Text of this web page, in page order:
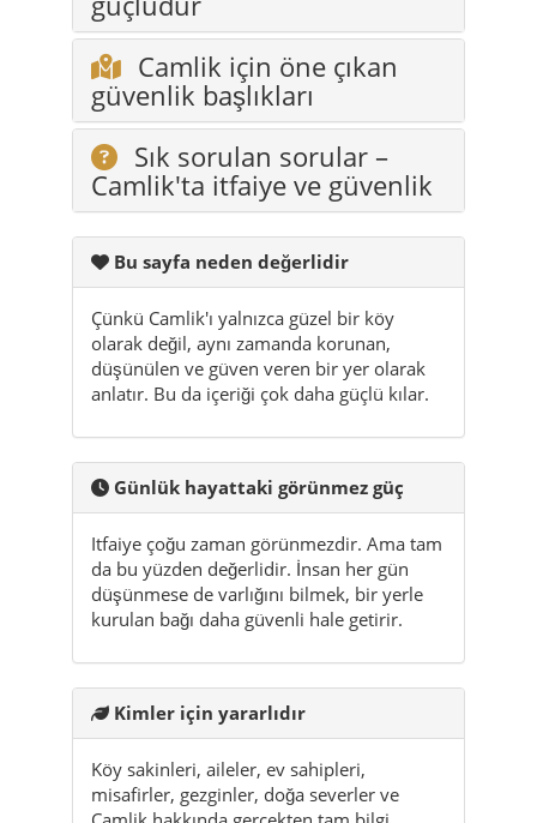
Sık sorulan sorular –
Camlik'ta itfaiye ve güvenlik
Bu sayfa neden değerlidir
Çünkü Camlik'ı yalnızca güzel bir köy
olarak değil, aynı zamanda korunan,
düşünülen ve güven veren bir yer olarak
anlatır. Bu da içeriği çok daha güçlü kılar.
Günlük hayattaki görünmez güç
da bu yüzden değerlidir. İnsan her gün
düşünmese de varlığını bilmek, bir yerle
kurulan bağı daha güvenli hale getirir.
Kimler için yararlıdır
misafirler, gezginler, doğa severler ve
Camlik hakkında gerçekten tam bilgi
edinmek isteyen herkes için yararlıdır.